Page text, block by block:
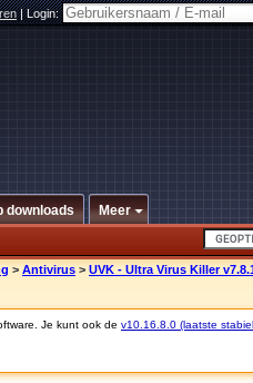
|Login:
downloads Meer
> Antivirus > UVK - Ultra Virus Killer
Je kunt ook de v10.16.8.0 (laatste